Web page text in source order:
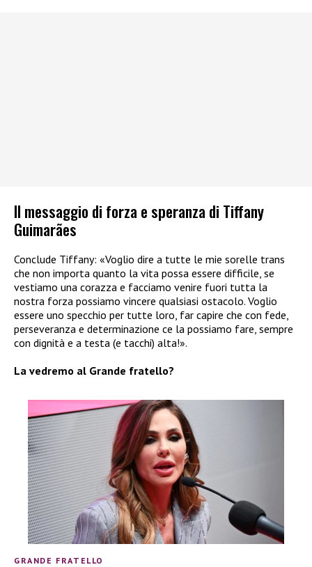
Il messaggio di forza e speranza di Tiffany
Guimarães
Conclude Tiffany: «Voglio dire a tutte le mie sorelle trans
che non importa quanto la vita possa essere difficile, se
vestiamo una corazza e facciamo venire fuori tutta la
nostra forza possiamo vincere qualsiasi ostacolo. Voglio
essere uno specchio per tutte loro, far capire che con fede,
perseveranza e determinazione ce la possiamo fare, sempre
con dignità e a testa (e tacchi) alta!».
La vedremo al Grande fratello?
GRANDE FRATELLO